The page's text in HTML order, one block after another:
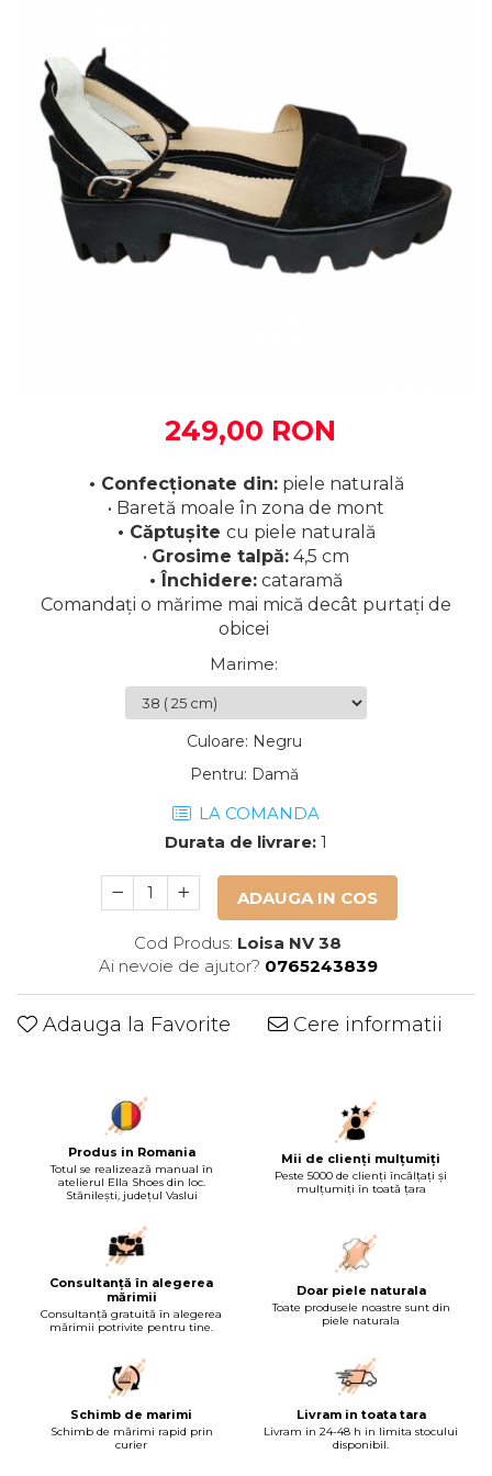
249,00 RON
• Confecționate din:piele naturală
• Baretă moale în zona de mont
• Căptușite cu piele naturală
• Grosime talpă: 4,5 cm
• Închidere: cataramă
Comandați o mărime mai mică decât purtați de
obicei
Marime:
Culoare: Negru
Pentru: Damă
LA COMANDA
Durata de livrare: 1
ADAUGA IN COS
Cod Produs: Loisa NV 38
Ai nevoie de ajutor? 0765243839
Adauga la Favorite Cere informatii
Produs in Romania
Totul se realizează manual în
atelierul Ella Shoes din loc.
Stănilești, județul Vaslui
Mii de clienți mulțumiți
Peste 5000 de clienți încălțați și
mulțumiți în toată țara
Consultanță în alegerea
mărimii
Consultanță gratuită în alegerea
mărimii potrivite pentru tine.
Doar piele naturala
Toate produsele noastre sunt din
piele naturala
Schimb de marimi
Schimb de mărimi rapid prin
curier
Livram in toata tara
Livram in 24-48 h in limita stocului
disponibil.